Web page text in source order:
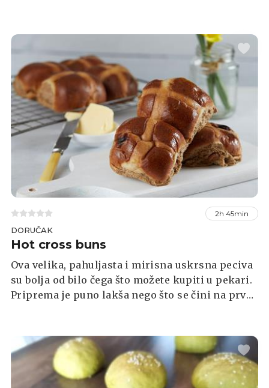
2h 45min
DORUČAK
Hot cross buns
Ova velika, pahuljasta i mirisna uskrsna peciva
su bolja od bilo čega što možete kupiti u pekari.
Priprema je puno lakša nego što se čini na prvu,